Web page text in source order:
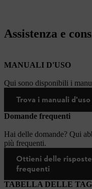
Assistenza e
MANUALI D'USO
Qui sono disponibili i
Trova i manuali d'uso
Domande frequenti
Hai delle domande? Qui
più frequenti.
Ottieni delle
frequenti
TABELLA DELLE